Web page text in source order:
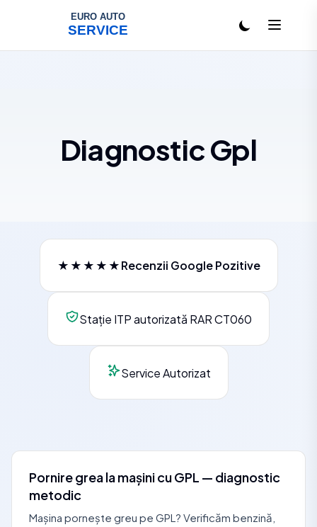
Diagnostic Gpl
★★★★★Recenzii Google Pozitive
Stație ITP autorizată RAR CT060
Service Autorizat
Pornire grea la mașini cu GPL — diagnostic
metodic
Mașina pornește greu pe GPL? Verificăm benzină,